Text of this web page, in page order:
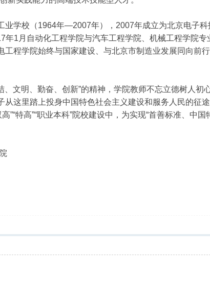
学校（1964年—2007年），2007年成立为北京电子科
1月自动化工程学院与汽车工程学院、机械工程学院
程学院始终与国家建设、与北京市制造业发展同向前
、文明、勤奋、创新”的精神，学院教师不忘立德树人初
这里踏上投身中国特色社会主义建设和服务人民的征
特高”“职业本科”院校建设中，为实现“首善标准、中